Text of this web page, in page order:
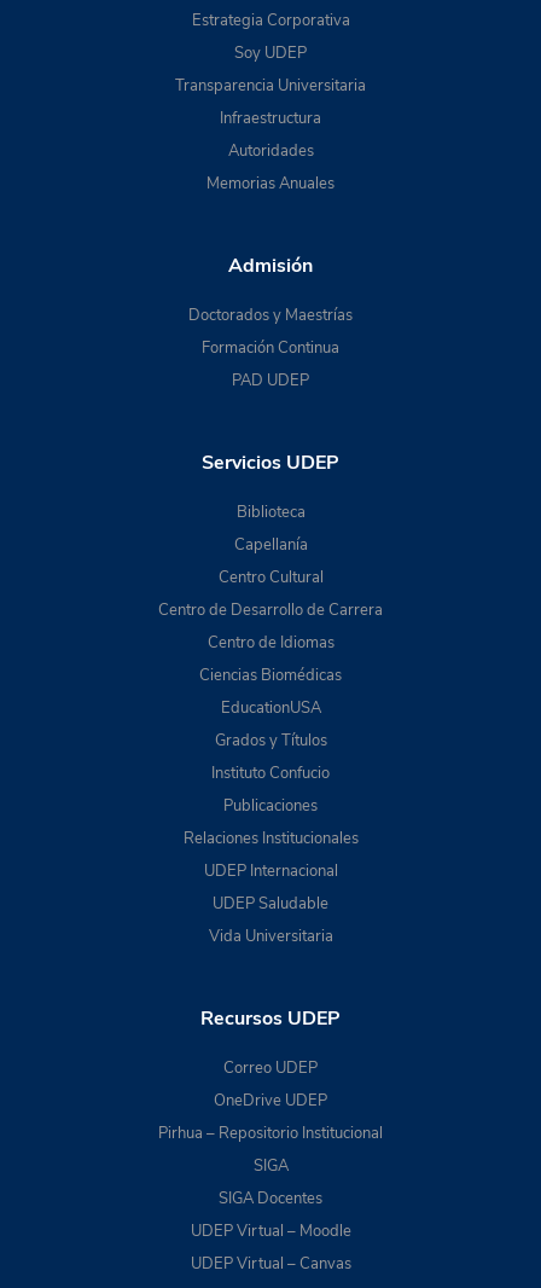
Estrategia Corporativa
Soy UDEP
Transparencia Universitaria
Infraestructura
Autoridades
Memorias Anuales
Admisión
Doctorados y Maestrías
Formación Continua
PAD UDEP
Servicios UDEP
Biblioteca
Capellanía
Centro Cultural
Centro de Desarrollo de Carrera
Centro de Idiomas
Ciencias Biomédicas
EducationUSA
Grados y Títulos
Instituto Confucio
Publicaciones
Relaciones Institucionales
UDEP Internacional
UDEP Saludable
Vida Universitaria
Recursos UDEP
Correo UDEP
OneDrive UDEP
Pirhua – Repositorio Institucional
SIGA
SIGA Docentes
UDEP Virtual – Moodle
UDEP Virtual – Canvas